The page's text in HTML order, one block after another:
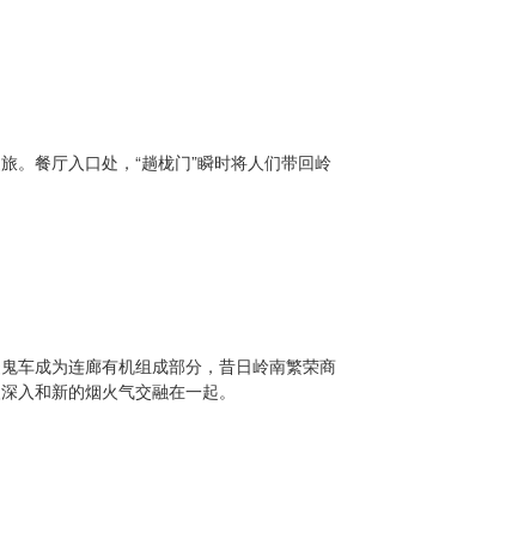
。餐厅入口处，“趟栊门”瞬时将人们带回岭
车成为连廊有机组成部分，昔日岭南繁荣商
入和新的烟火气交融在一起。